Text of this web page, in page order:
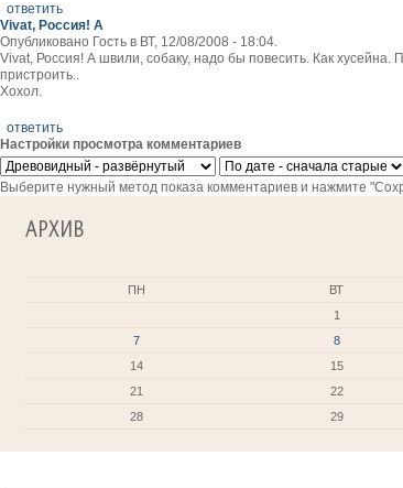
ответить
Vivat, Россия! А
Опубликовано Гость в ВТ, 12/08/2008 - 18:04.
Vivat, Россия! А швили, собаку, надо бы повесить. Как
пристроить..
Хохол.
ответить
Настройки просмотра комментариев
Выберите нужный метод показа комментариев и нажмите
АРХИВ
ПН
ВТ
1
7
8
14
15
21
22
28
29